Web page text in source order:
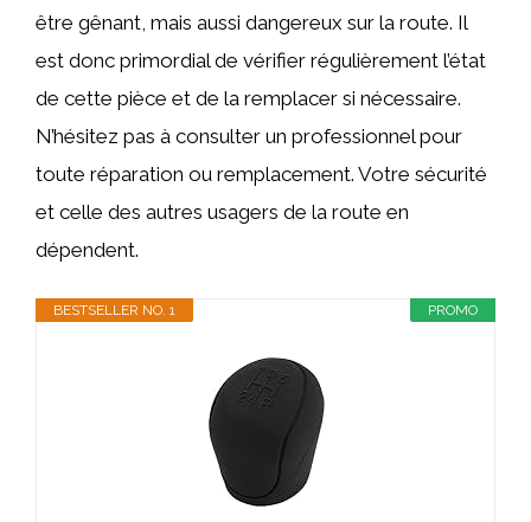
être gênant, mais aussi dangereux sur la route. Il
est donc primordial de vérifier régulièrement l’état
de cette pièce et de la remplacer si nécessaire.
N’hésitez pas à consulter un professionnel pour
toute réparation ou remplacement. Votre sécurité
et celle des autres usagers de la route en
dépendent.
PROMO
BESTSELLER NO. 1